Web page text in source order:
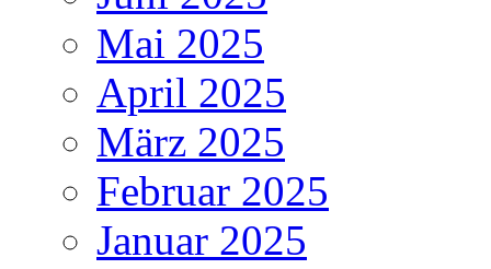
Mai 2025
April 2025
März 2025
Februar 2025
Januar 2025